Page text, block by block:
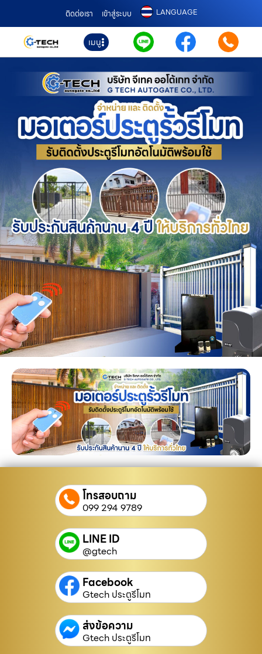
ติดต่อเรา เข้าสู่ระบบ LANGUAGE
เมนู
โทรสอบถาม
099 294 9789
LINE ID
@gtech
Facebook
Gtech ประตูรีโมท
ส่งข้อความ
Gtech ประตูรีโมท